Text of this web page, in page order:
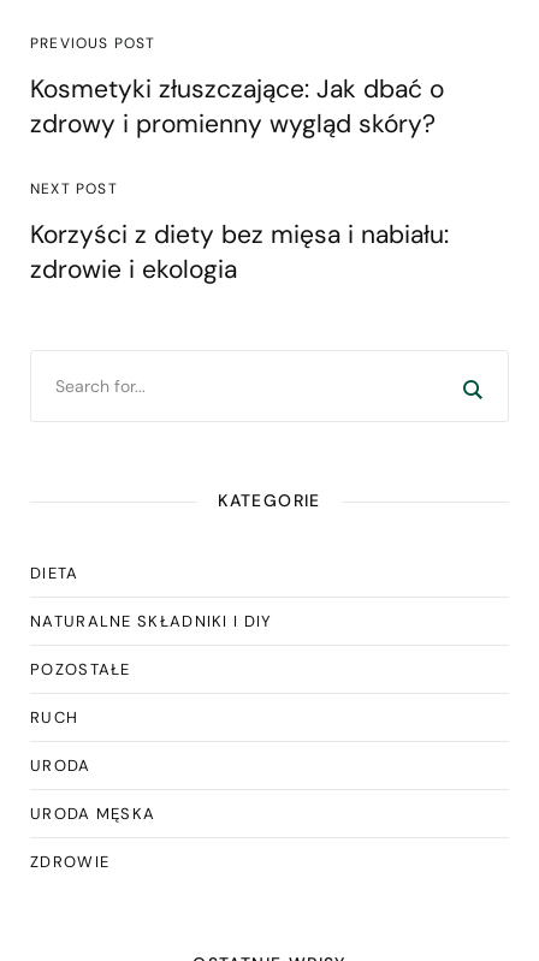
PREVIOUS POST
Kosmetyki złuszczające: Jak dbać o
zdrowy i promienny wygląd skóry?
NEXT POST
Korzyści z diety bez mięsa i nabiału:
zdrowie i ekologia
KATEGORIE
DIETA
NATURALNE SKŁADNIKI I DIY
POZOSTAŁE
RUCH
URODA
URODA MĘSKA
ZDROWIE